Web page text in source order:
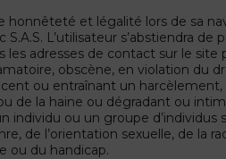
honnêteté et légalité lors de sa
L’utilisateur s’abstiendra de
les adresses de contact sur le site
obscène, en violation du
ou entraînant un harcèlement,
de la haine ou dégradant ou
individu ou un groupe d’individus
de l’orientation sexuelle, de la
ou du handicap.